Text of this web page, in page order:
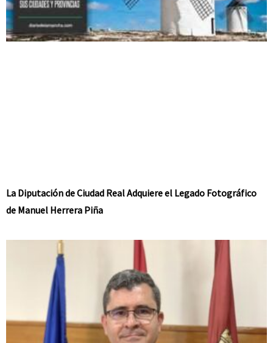
La Diputación de Ciudad Real Adquiere el Legado Fotográfico
de Manuel Herrera Piña